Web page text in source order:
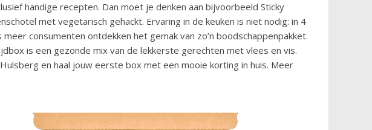
handige recepten. Dan moet je denken aan bijvoorbeeld Sticky
met vegetarisch gehackt. Ervaring in de keuken is niet nodig: in 4
consumenten ontdekken het gemak van zo’n boodschappenpakket.
is een gezonde mix van de lekkerste gerechten met vlees en vis.
en haal jouw eerste box met een mooie korting in huis. Meer